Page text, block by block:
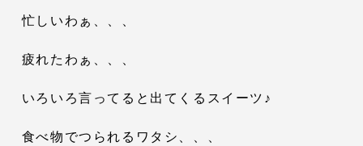
忙しいわぁ、、、
疲れたわぁ、、、
いろいろ言ってると出てくるスイーツ♪
食べ物でつられるワタシ、、、